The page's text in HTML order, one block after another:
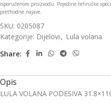
isporučenom proizvodu. Pojedine tehničke
prethodne najave.
SKU: 0205087
Kategorije: Dijelovi , Lula volana
Share:
Opis
LULA VOLANA PODESIVA